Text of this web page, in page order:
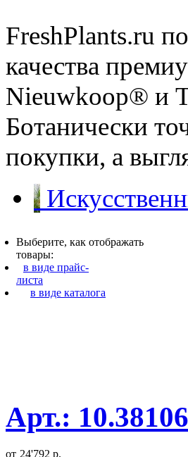
FreshPlants.ru
качества
Nieuwkoop® и
Ботанически
покупки, а
Выберите, как отображать
товары:
в виде прайс-
листа
в виде каталога
Арт.:
от 24'792 р.